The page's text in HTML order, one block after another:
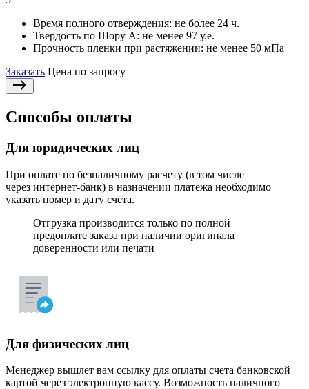
Время полного отверждения: не более 24 ч.
Твердость по Шору А: не менее 97 у.е.
Прочность пленки при растяжении: не менее 50 мПа
Заказать Цена по запросу
Способы оплаты
Для юридических лиц
При оплате по безналичному расчету (в том числе
через интернет-банк) в назначении платежа необходимо
указать номер и дату счета.
Отгрузка производится только по полной
предоплате заказа при наличии оригинала
доверенности или печати
Для физических лиц
Менеджер вышлет вам ссылку для оплаты счета банковской
картой через электронную кассу. Возможность наличного